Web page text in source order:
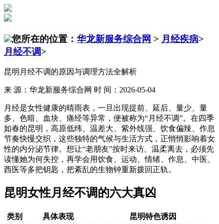
您所在的位置： 华龙新服务综合网 > 月经疾病>
月经不调>
昆明月经不调的原因与调理方法全解析
来 源：华龙新服务综合网 时 间：2026-05-04
月经是女性健康的晴雨表，一旦出现提前、延后、量少、量
多、色暗、血块、痛经等异常，便被称为“月经不调”。在四季
如春的昆明，高原低纬、温差大、紫外线强、饮食偏辣、作息
节奏快慢交织，这些独特的气候与生活方式，正悄悄影响着女
性的内分泌节律。想让“老朋友”按时来访、温柔离去，必须先
读懂她为何失控，再学会用饮食、运动、情绪、作息、中医、
西医等多把钥匙，把紊乱的生物钟重新拨回正轨。
昆明女性月经不调的六大真凶
类别 具体表现
昆明特色诱因